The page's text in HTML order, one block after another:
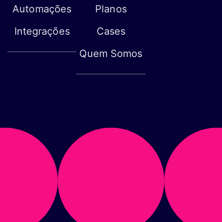
Automações
Integrações
Planos
Cases
Quem Somos